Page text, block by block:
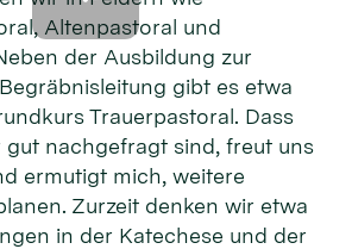
Altenpastoral und
der Ausbildung zur
gibt es etwa
Trauerpastoral. Dass
gut nachgefragt sind, freut uns
ermutigt mich, weitere
Zurzeit denken wir etwa
in der Katechese und der